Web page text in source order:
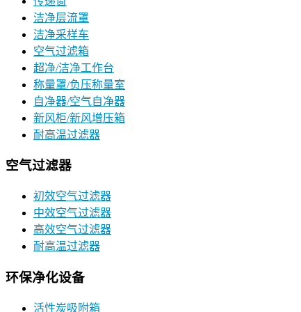
洁净层流罩
洁净采样车
空气过滤箱
超净/洁净工作台
称量罩/负压称量室
自净器/空气自净器
新风柜/新风增压箱
耐高温过滤器
空气过滤器
初效空气过滤器
中效空气过滤器
高效空气过滤器
耐高温过滤器
环保净化设备
活性炭吸附箱